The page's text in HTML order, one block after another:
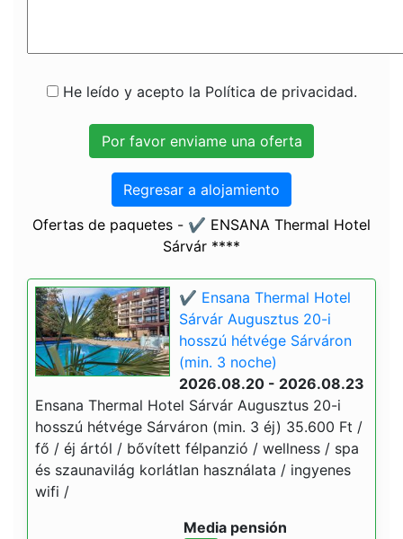
He leído y acepto la Política de privacidad.
Regresar a alojamiento
Ofertas de paquetes - ✔️ ENSANA Thermal Hotel
Sárvár ****
✔️ Ensana Thermal Hotel
Sárvár Augusztus 20-i
hosszú hétvége Sárváron
(min. 3 noche)
2026.08.20 - 2026.08.23
Ensana Thermal Hotel Sárvár Augusztus 20-i
hosszú hétvége Sárváron (min. 3 éj) 35.600 Ft /
fő / éj ártól / bővített félpanzió / wellness / spa
és szaunavilág korlátlan használata / ingyenes
wifi /
Media pensión